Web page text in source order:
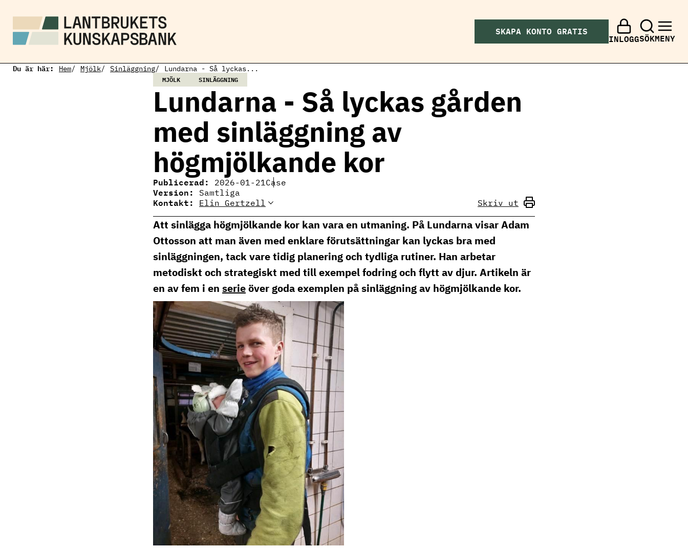
SKAPA KONTO GRATIS
INLOGGSÖKMENY
Du är här: Hem Mjölk Sinläggning Lundarna - Så lyckas...
MJÖLK SINLÄGGNING
Lundarna - Så lyckas gården
med sinläggning av
högmjölkande kor
Publicerad: 2026-01-21 Case
Version: Samtliga
Kontakt: Elin Gertzell Skriv ut
Elin Gertzell
Ämnesansvarig
mjölkproduktion
elin.gertzell@ri.se
010 516 57 74
mjölkproduktion
Att sinlägga högmjölkande kor kan vara en utmaning. På Lundarna visar Adam
Ottosson att man även med enklare förutsättningar kan lyckas bra med
sinläggningen, tack vare tidig planering och tydliga rutiner. Han arbetar
metodiskt och strategiskt med till exempel fodring och flytt av djur. Artikeln är
en av fem i en serieöver goda exemplen på sinläggning av högmjölkande kor.